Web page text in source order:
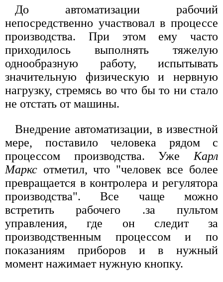
До автоматизации рабочий
непосредственно участвовал в процессе
производства. При этом ему часто
приходилось выполнять тяжелую
однообразную работу, испытывать
значительную физическую и нервную
нагрузку, стремясь во что бы то ни стало
не отстать от машины.
Внедрение автоматизации, в известной
мере, поставило человека рядом с
процессом производства. Уже Карл
Маркс отметил, что "человек все более
превращается в контролера и регулятора
производства". Все чаще можно
встретить рабочего .за пультом
управления, где он следит за
производственным процессом и по
показаниям приборов и в нужный
момент нажимает нужную кнопку.